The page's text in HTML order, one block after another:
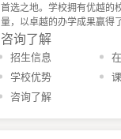
首选之地。学校拥有优越的
量，以卓越的办学成果赢得
咨询了解
招生信息
学校优势
咨询了解